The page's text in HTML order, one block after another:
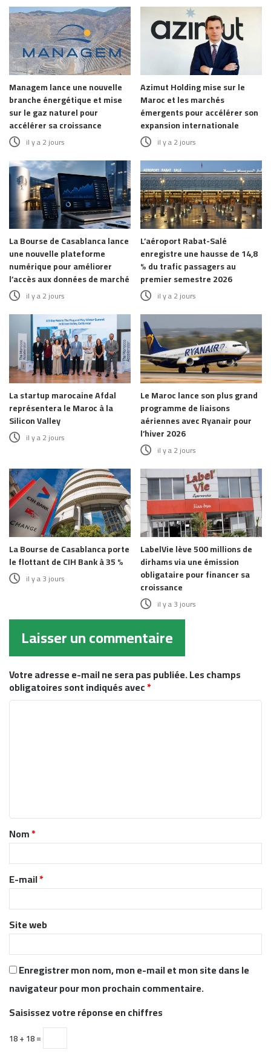
Managem lance une nouvelle
branche énergétique et mise
sur le gaz naturel pour
accélérer sa croissance
il y a 2 jours
Azimut Holding mise sur le
Maroc et les marchés
émergents pour accélérer son
expansion internationale
il y a 2 jours
La Bourse de Casablanca lance
une nouvelle plateforme
numérique pour améliorer
l’accès aux données de marché
il y a 2 jours
L’aéroport Rabat-Salé
enregistre une hausse de 14,8
% du trafic passagers au
premier semestre 2026
il y a 2 jours
La startup marocaine Afdal
représentera le Maroc à la
Silicon Valley
il y a 2 jours
Le Maroc lance son plus grand
programme de liaisons
aériennes avec Ryanair pour
l’hiver 2026
il y a 2 jours
La Bourse de Casablanca porte
le flottant de CIH Bank à 35 %
il y a 3 jours
LabelVie lève 500 millions de
dirhams via une émission
obligataire pour financer sa
croissance
il y a 3 jours
Laisser un commentaire
Votre adresse e-mail ne sera pas publiée.Les champs
obligatoires sont indiqués avec*
t
a
r
e
*
Nom*
E-mail*
Site web
Enregistrer mon nom, mon e-mail et mon site dans le
navigateur pour mon prochain commentaire.
Saisissez votre réponse en chiffres
18 + 18 =